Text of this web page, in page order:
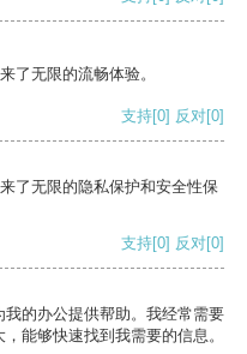
了无限的流畅体验。
支持[0] 反对[0]
了无限的隐私保护和安全性保
支持[0] 反对[0]
的办公提供帮助。我经常需要
能够快速找到我需要的信息。